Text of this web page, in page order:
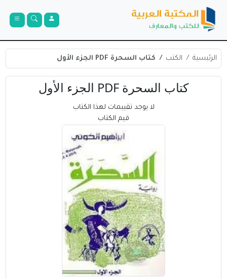
الرئيسية الكتب كتاب السحرة PDF الجزء الأول
كتاب السحرة PDF الجزء الأول
لا يوجد تقييمات لهذا الكتاب
قيم الكتاب